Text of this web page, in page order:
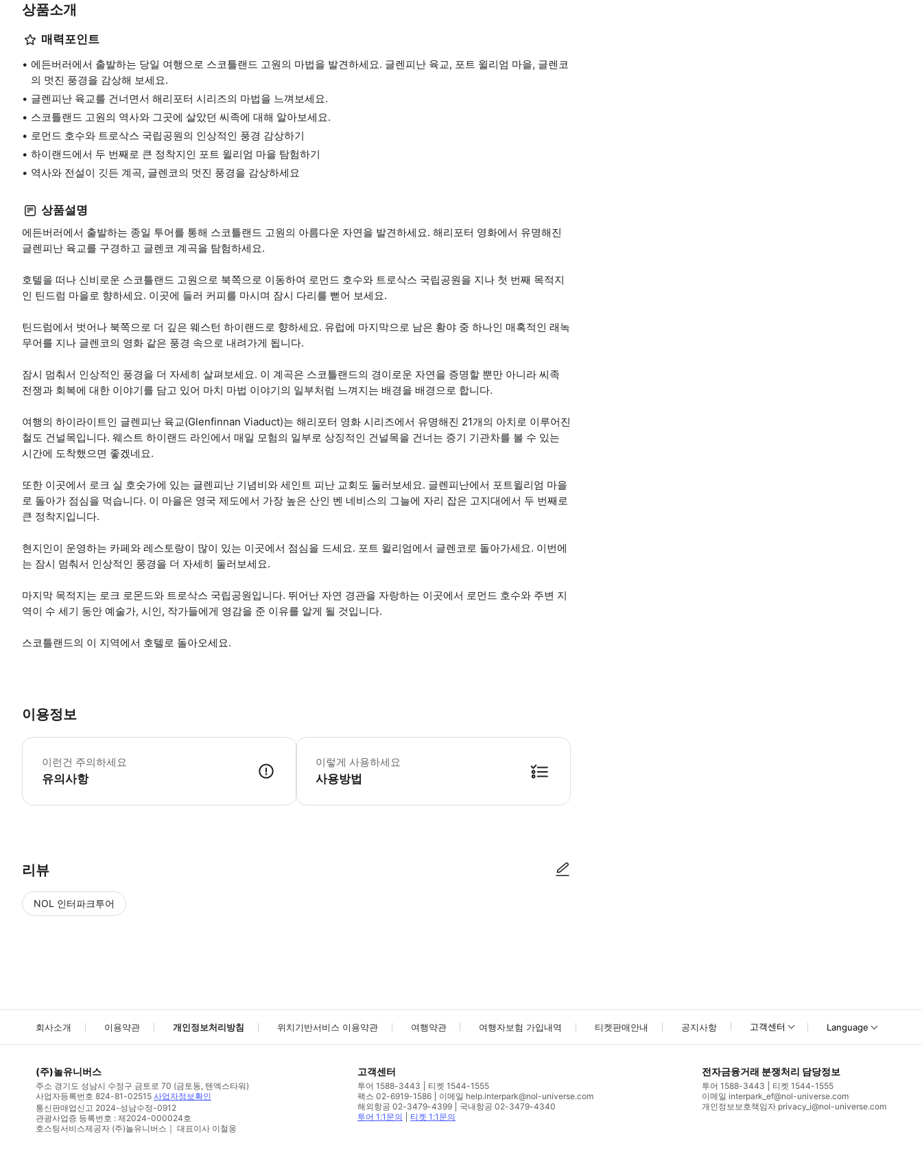
상품소개
매력포인트
에든버러에서 출발하는 당일 여행으로 스코틀랜드 고원의 마법을 발견하세요. 글렌피난 육교, 포트 윌리엄 마을, 글렌코
의 멋진 풍경을 감상해 보세요.
글렌피난 육교를 건너면서 해리포터 시리즈의 마법을 느껴보세요.
스코틀랜드 고원의 역사와 그곳에 살았던 씨족에 대해 알아보세요.
로먼드 호수와 트로삭스 국립공원의 인상적인 풍경 감상하기
하이랜드에서 두 번째로 큰 정착지인 포트 윌리엄 마을 탐험하기
역사와 전설이 깃든 계곡, 글렌코의 멋진 풍경을 감상하세요
상품설명
에든버러에서 출발하는 종일 투어를 통해 스코틀랜드 고원의 아름다운 자연을 발견하세요. 해리포터 영화에서 유명해진
글렌피난 육교를 구경하고 글렌코 계곡을 탐험하세요.
호텔을 떠나 신비로운 스코틀랜드 고원으로 북쪽으로 이동하여 로먼드 호수와 트로삭스 국립공원을 지나 첫 번째 목적지
인 틴드럼 마을로 향하세요. 이곳에 들러 커피를 마시며 잠시 다리를 뻗어 보세요.
틴드럼에서 벗어나 북쪽으로 더 깊은 웨스턴 하이랜드로 향하세요. 유럽에 마지막으로 남은 황야 중 하나인 매혹적인 래녹
무어를 지나 글렌코의 영화 같은 풍경 속으로 내려가게 됩니다.
잠시 멈춰서 인상적인 풍경을 더 자세히 살펴보세요. 이 계곡은 스코틀랜드의 경이로운 자연을 증명할 뿐만 아니라 씨족
전쟁과 회복에 대한 이야기를 담고 있어 마치 마법 이야기의 일부처럼 느껴지는 배경을 배경으로 합니다.
여행의 하이라이트인 글렌피난 육교(Glenfinnan Viaduct)는 해리포터 영화 시리즈에서 유명해진 21개의 아치로 이루어진
철도 건널목입니다. 웨스트 하이랜드 라인에서 매일 모험의 일부로 상징적인 건널목을 건너는 증기 기관차를 볼 수 있는
시간에 도착했으면 좋겠네요.
또한 이곳에서 로크 실 호숫가에 있는 글렌피난 기념비와 세인트 피난 교회도 둘러보세요. 글렌피난에서 포트윌리엄 마을
로 돌아가 점심을 먹습니다. 이 마을은 영국 제도에서 가장 높은 산인 벤 네비스의 그늘에 자리 잡은 고지대에서 두 번째로
큰 정착지입니다.
현지인이 운영하는 카페와 레스토랑이 많이 있는 이곳에서 점심을 드세요. 포트 윌리엄에서 글렌코로 돌아가세요. 이번에
는 잠시 멈춰서 인상적인 풍경을 더 자세히 둘러보세요.
마지막 목적지는 로크 로몬드와 트로삭스 국립공원입니다. 뛰어난 자연 경관을 자랑하는 이곳에서 로먼드 호수와 주변 지
역이 수 세기 동안 예술가, 시인, 작가들에게 영감을 준 이유를 알게 될 것입니다.
스코틀랜드의 이 지역에서 호텔로 돌아오세요.
이용정보
이런건 주의하세요
유의사항
편안한 워킹화와 따뜻한 복장을 착용하세요. 멋진 풍경을 담을 수 있도록 카메라를 지참하세요. 여행에 간식과 물을 권장합니다. 점심은 포함되어 있지 않
이렇게 사용하세요
사용방법
리뷰
NOL 인터파크투어
회사소개 이용약관 개인정보처리방침 위치기반서비스 이용약관 여행약관 여행자보험 가입내역 티켓판매안내 공지사항 고객센터 Language
(주)놀유니버스
주소 경기도 성남시 수정구 금토로 70 (금토동, 텐엑스타워)
사업자등록번호 824-81-02515 사업자정보확인
통신판매업신고 2024-성남수정-0912
관광사업증 등록번호 : 제2024-000024호
호스팅서비스제공자 (주)놀유니버스｜ 대표이사 이철웅
고객센터
투어 1588-3443
티켓 1544-1555
팩스 02-6919-1586
이메일 help.interpark@nol-universe.com
해외항공 02-3479-4399
국내항공 02-3479-4340
투어 1:1문의
티켓 1:1문의
전자금융거래 분쟁처리 담당정보
투어 1588-3443
티켓 1544-1555
이메일 interpark_ef@nol-universe.com
개인정보보호책임자 privacy_i@nol-universe.com